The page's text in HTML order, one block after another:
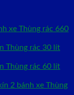
Thùng rác 660
Thùng rác 30 lít
Thùng rác 60 lít
Thùng